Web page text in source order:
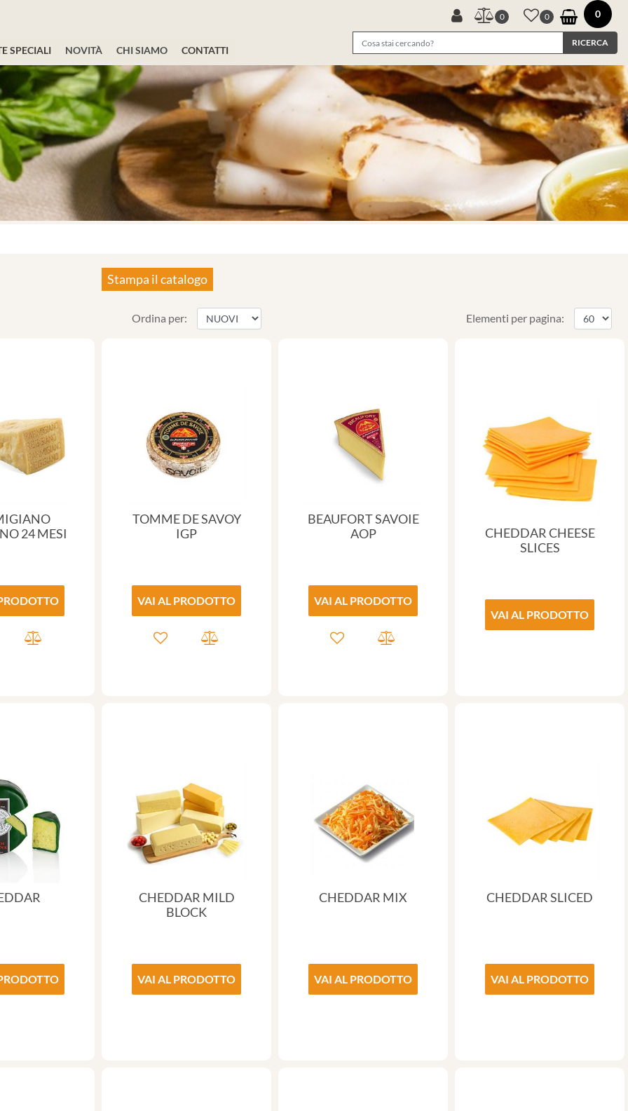
SPECIALI NOVITÀ CHI SIAMO CONTATTI
0 0 0
Stampa il catalogo
Ordina per: Elementi per pagina:
24 MESI
TOMME DE SAVOY
IGP
VAI AL PRODOTTO
BEAUFORT SAVOIE
AOP
VAI AL PRODOTTO
CHEDDAR CHEESE
SLICES
VAI AL PRODOTTO
CHEDDAR MILD
BLOCK
VAI AL PRODOTTO
CHEDDAR MIX
VAI AL PRODOTTO
CHEDDAR SLICED
VAI AL PRODOTTO